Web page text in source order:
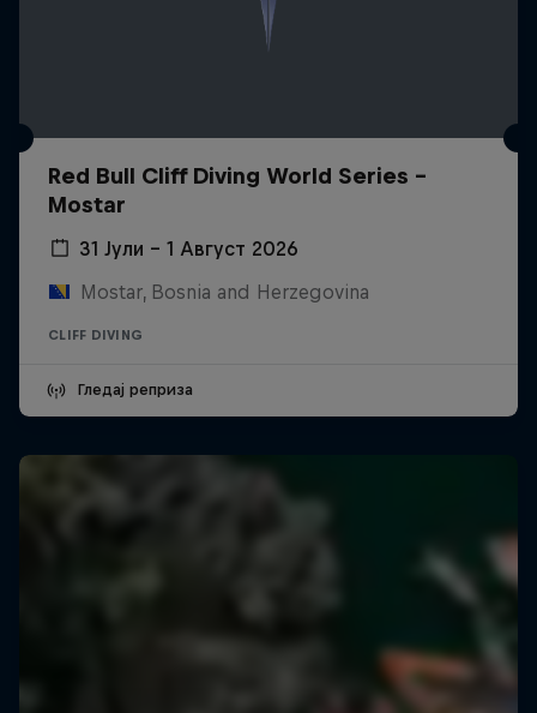
Red Bull Cliff Diving World Series -
Mostar
31 Јули – 1 Август 2026
Mostar, Bosnia and Herzegovina
CLIFF DIVING
Гледај реприза